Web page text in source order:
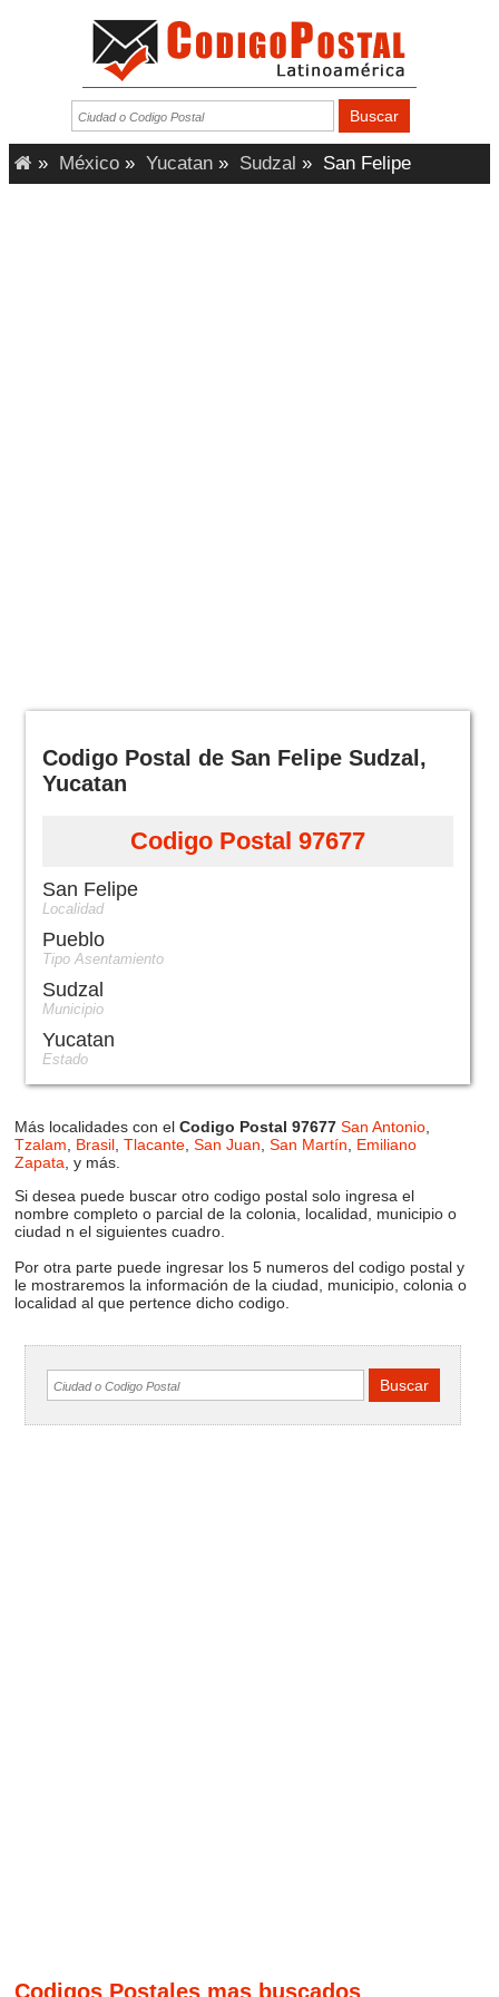
» México » Yucatan » Sudzal » San Felipe
Codigo Postal de San Felipe Sudzal,
Yucatan
Codigo Postal 97677
San Felipe
Localidad
Pueblo
Tipo Asentamiento
Sudzal
Municipio
Yucatan
Estado
Más localidades con el Codigo Postal 97677 San Antonio
Tzalam
Brasil Tlacante San Juan San Martín
Emiliano
Zapata , y más.
Si desea puede buscar otro codigo postal solo ingresa el
nombre completo o parcial de la colonia, localidad, municipio o
ciudad n el siguientes cuadro.
Por otra parte puede ingresar los 5 numeros del codigo postal y
le mostraremos la información de la ciudad, municipio, colonia o
localidad al que pertence dicho codigo.
Codigos Postales mas buscados